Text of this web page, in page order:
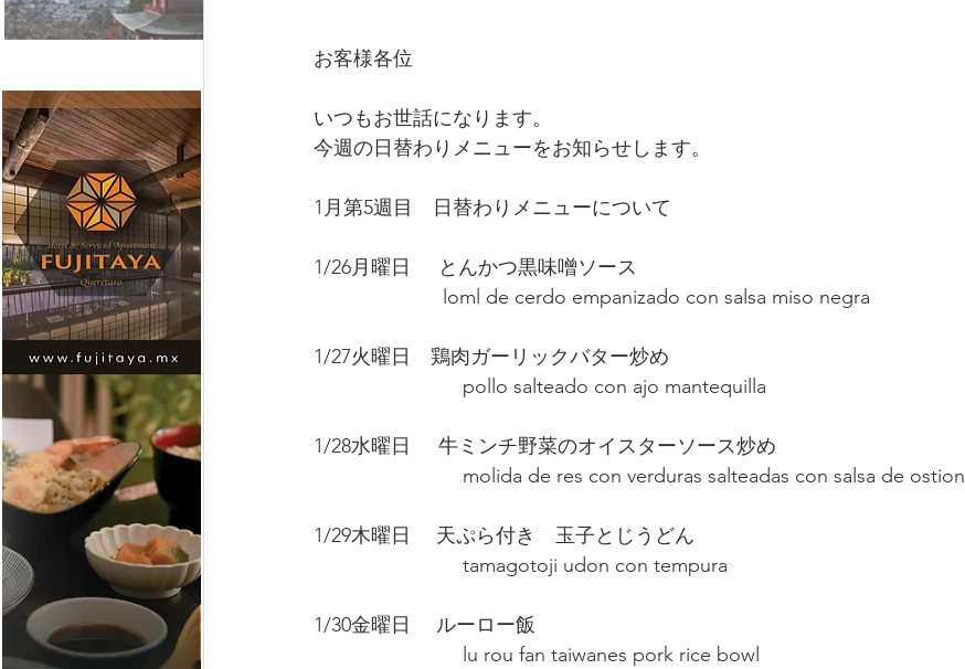
お客様各位
いつもお世話になります。
今週の日替わりメニューをお知らせします。
1月第5週目　日替わりメニューについて
1/26月曜日     とんかつ黒味噌ソース
loml de cerdo empanizado con salsa miso negra
1/27火曜日　鶏肉ガーリックバター炒め
                           pollo salteado con ajo mantequilla
1/28水曜日     牛ミンチ野菜のオイスターソース炒め
                           molida de res con verduras salteadas con salsa de ostion
1/29木曜日　 天ぷら付き　玉子とじうどん
                           tamagotoji udon con tempura
1/30金曜日　 ルーロー飯
                           lu rou fan taiwanes pork rice bowl